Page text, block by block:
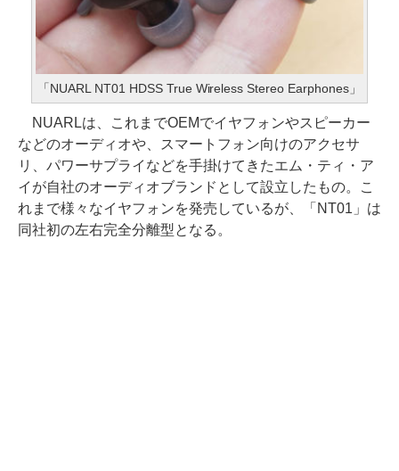
「NUARL NT01 HDSS True Wireless Stereo Earphones」
NUARLは、これまでOEMでイヤフォンやスピーカー
などのオーディオや、スマートフォン向けのアクセサ
リ、パワーサプライなどを手掛けてきたエム・ティ・ア
イが自社のオーディオブランドとして設立したもの。こ
れまで様々なイヤフォンを発売しているが、「NT01」は
同社初の左右完全分離型となる。